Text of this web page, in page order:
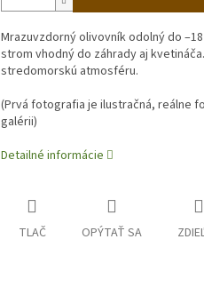
Mrazuvzdorný olivovník odolný do
strom vhodný do záhrady aj
stredomorskú atmosféru.
(Prvá fotografia je ilustračná, reálne
galérii)
Detailné informácie
TLAČ OPÝTAŤ SA